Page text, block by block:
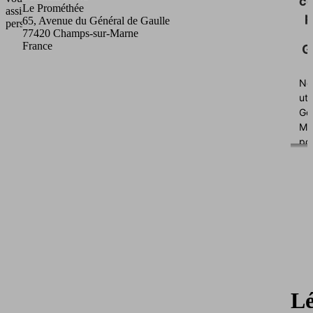
assister
personnellement.
Le Prométhée
65, Avenue du Général de Gaulle
77420 Champs-sur-Marne
France